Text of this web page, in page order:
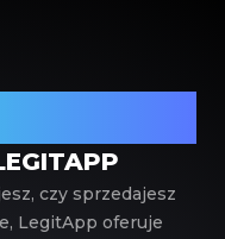
czy sprzedajesz
LegitApp oferuje